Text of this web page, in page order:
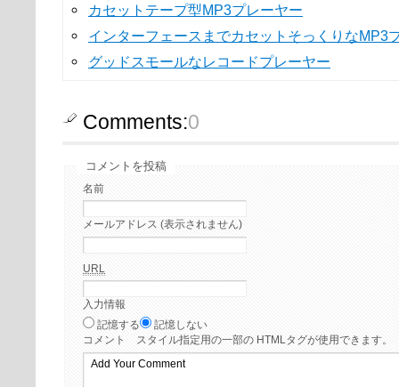
カセットテープ型MP3プレーヤー
インターフェースまでカセットそっくりなMP3
グッドスモールなレコードプレーヤー
Comments:0
コメントを投稿
名前
メールアドレス (表示されません)
URL
入力情報
記憶する
記憶しない
コメント
スタイル指定用の一部の HTMLタグが使用できます。